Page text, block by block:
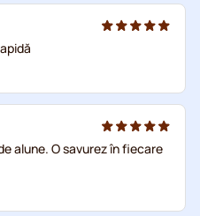
alune. O savurez în fiecare